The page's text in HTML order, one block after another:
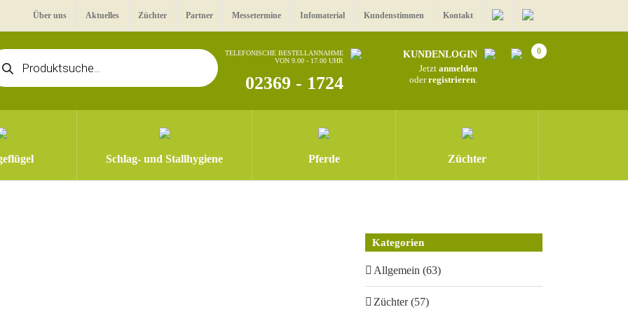
Über uns Aktuelles Züchter Partner Messetermine Infomaterial Kundenstimmen Kontakt
TELEFONISCHE BESTELLANNAHME
VON 9.00 - 17.00 UHR
02369 - 1724
KUNDENLOGIN
Jetzt anmelden
oderregistrieren.
0
Schlag- und Stallhygiene Pferde Züchter
Kategorien
Allgemein (63)
Züchter (57)